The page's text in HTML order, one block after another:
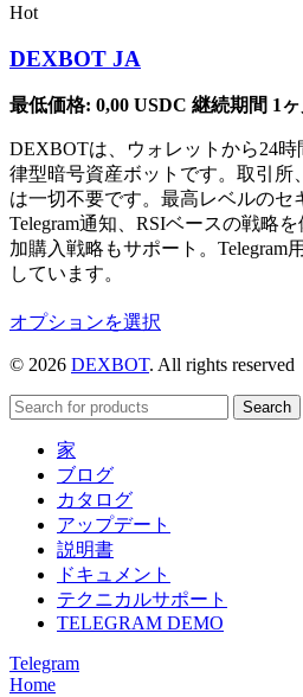
Hot
DEXBOT JA
最低価格: 0,00 USDC 継続期間 1ヶ
DEXBOTは、ウォレットから24時
律型暗号資産ボットです。取引所
は一切不要です。最高レベルのセ
Telegram通知、RSIベースの戦略
加購入戦略もサポート。Telegram
しています。
オプションを選択
商
品
に
の
リ
エ
ー
© 2026 DEXBOT. All rights reserved
Search
家
ブログ
カタログ
アップデート
説明書
ドキュメント
テクニカルサポート
TELEGRAM DEMO
Telegram
Home